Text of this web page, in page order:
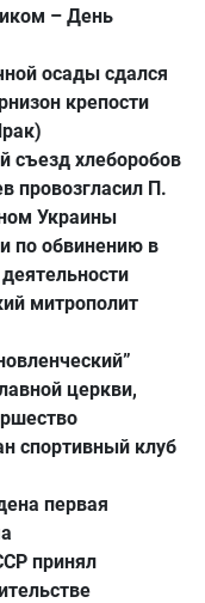
– День
осады сдался
крепости
съезд хлеборобов
провозгласил П.
Украины
по обвинению в
митрополит
церкви,
спортивный клуб
первая
принял